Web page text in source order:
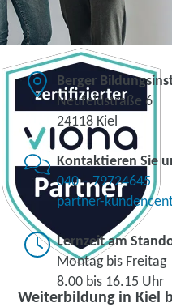
Weiterbildung in Kiel
Berger
Neufeldstraße 6
24118 Kiel
Kontaktieren Sie
040 – 79724645
partner-
Lernzeit am
Montag bis Freitag
8.00 bis 16.15 Uhr